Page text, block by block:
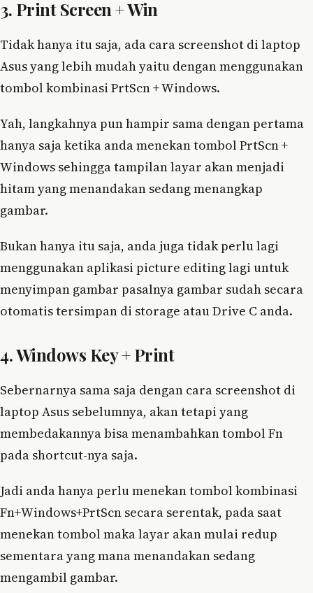
3. Print Screen + Win
Tidak hanya itu saja, ada cara screenshot di laptop
Asus yang lebih mudah yaitu dengan menggunakan
tombol kombinasi PrtScn + Windows.
Yah, langkahnya pun hampir sama dengan pertama
hanya saja ketika anda menekan tombol PrtScn +
Windows sehingga tampilan layar akan menjadi
hitam yang menandakan sedang menangkap
gambar.
Bukan hanya itu saja, anda juga tidak perlu lagi
menggunakan aplikasi picture editing lagi untuk
menyimpan gambar pasalnya gambar sudah secara
otomatis tersimpan di storage atau Drive C anda.
4. Windows Key + Print
Sebernarnya sama saja dengan cara screenshot di
laptop Asus sebelumnya, akan tetapi yang
membedakannya bisa menambahkan tombol Fn
pada shortcut-nya saja.
Jadi anda hanya perlu menekan tombol kombinasi
Fn+Windows+PrtScn secara serentak, pada saat
menekan tombol maka layar akan mulai redup
sementara yang mana menandakan sedang
mengambil gambar.